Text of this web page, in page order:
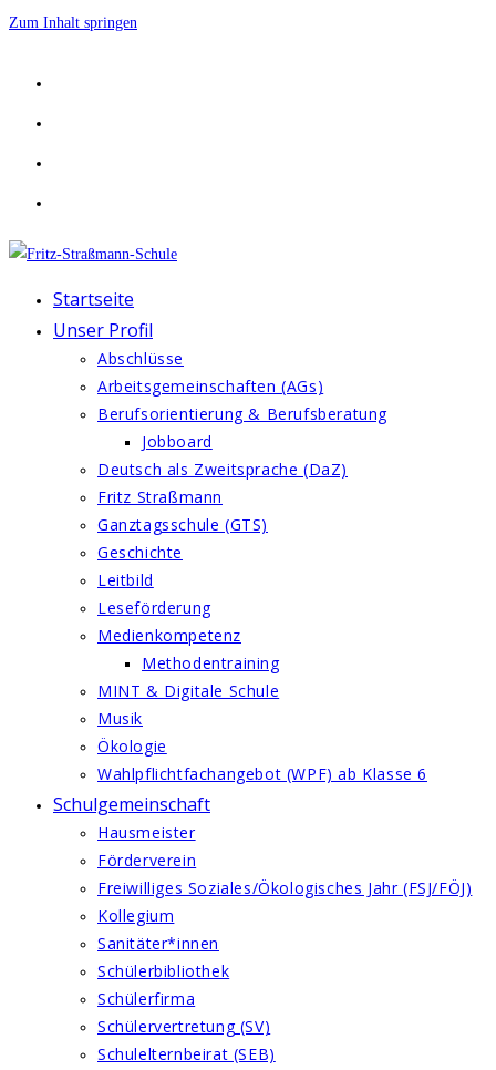
Zum Inhalt springen
Startseite
Unser Profil
Abschlüsse
Arbeitsgemeinschaften (AGs)
Berufsorientierung & Berufsberatung
Jobboard
Deutsch als Zweitsprache (DaZ)
Fritz Straßmann
Ganztagsschule (GTS)
Geschichte
Leitbild
Leseförderung
Medienkompetenz
Methodentraining
MINT & Digitale Schule
Musik
Ökologie
Wahlpflichtfachangebot (WPF) ab Klasse 6
Schulgemeinschaft
Hausmeister
Förderverein
Freiwilliges Soziales/Ökologisches Jahr (FSJ/FÖJ)
Kollegium
Sanitäter*innen
Schülerbibliothek
Schülerfirma
Schülervertretung (SV)
Schulelternbeirat (SEB)